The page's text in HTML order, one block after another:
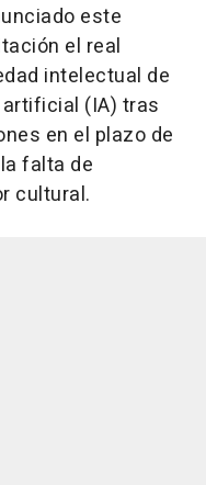
este
el real
intelectual de
(IA) tras
en el plazo de
falta de
cultural.